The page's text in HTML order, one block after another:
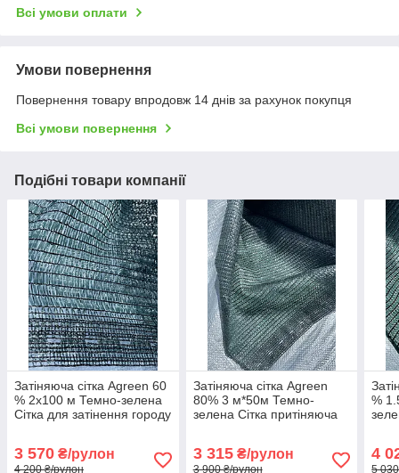
Всі умови оплати
Умови повернення
Повернення товару впродовж 14 днів за рахунок покупця
Всі умови повернення
Подібні товари компанії
Затіняюча сітка Agreen 60
% 2х100 м Темно-зелена
Сітка для затінення городу
3 570 ₴/рулон
4 200 ₴/рулон
Затіняюча сітка Agreen
80% 3 м*50м Темно-
зелена Сітка притіняюча
3 315₴/рулон
3 900 ₴/рулон
%
4
5